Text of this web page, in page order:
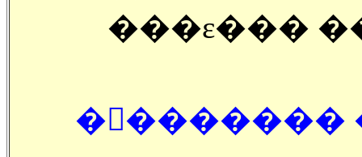
���ε���
�󽺺�������